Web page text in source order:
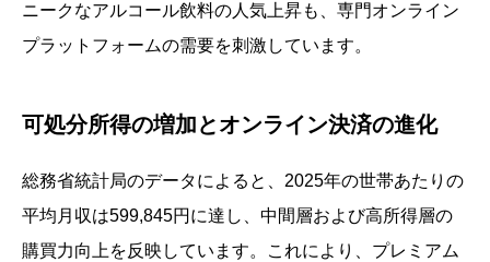
ニークなアルコール飲料の人気上昇も、専門オンライン
プラットフォームの需要を刺激しています。
可処分所得の増加とオンライン決済の進化
総務省統計局のデータによると、2025年の世帯あたりの
平均月収は599,845円に達し、中間層および高所得層の
購買力向上を反映しています。これにより、プレミアム